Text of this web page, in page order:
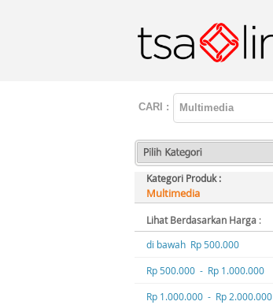
CARI :
Kategori Produk :
Multimedia
Lihat Berdasarkan Harga :
di bawah Rp 500.000
Rp 500.000 - Rp 1.000.000
Rp 1.000.000 - Rp 2.000.000